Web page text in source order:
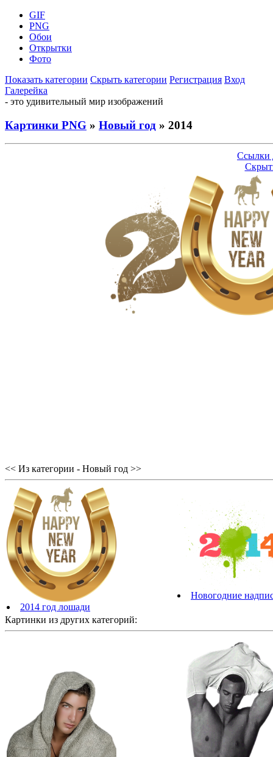
GIF
PNG
Обои
Открытки
Фото
Показать категории Скрыть категории Регистрация Вход
Галерейка
- это удивительный мир изображений
Картинки PNG » Новый год » 2014
Ссылки
<< Из категории - Новый год >>
2014 год лошади
Новогодние
Картинки из других категорий: